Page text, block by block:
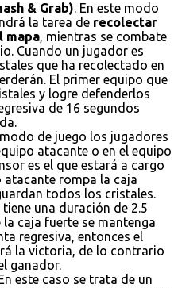
& Grab). En este modo
la tarea de recolectar
mapa, mientras se combate
Cuando un jugador es
que ha recolectado en
El primer equipo que
y logre defenderlos
de 16 segundos
modo de juego los jugadores
atacante o en el equipo
es el que estará a cargo
atacante rompa la caja
todos los cristales.
una duración de 2.5
caja fuerte se mantenga
regresiva, entonces el
la victoria, de lo contrario
ganador.
este caso se trata de un